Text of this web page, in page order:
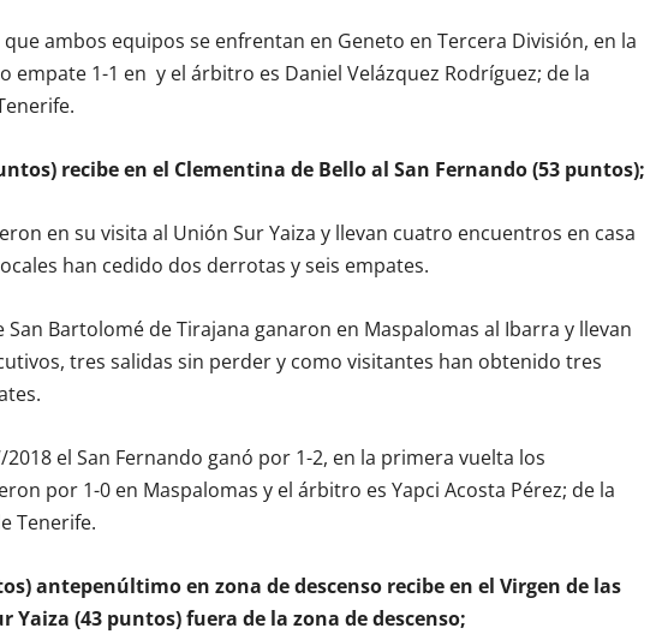
ambos equipos se enfrentan en Geneto en Tercera División, en la
empate 1-1 en y el árbitro es Daniel Velázquez Rodríguez; de la
recibe en el Clementina de Bello al San Fernando (53 puntos);
en su visita al Unión Sur Yaiza y llevan cuatro encuentros en casa
han cedido dos derrotas y seis empates.
San Bartolomé de Tirajana ganaron en Maspalomas al Ibarra y llevan
tres salidas sin perder y como visitantes han obtenido tres
el San Fernando ganó por 1-2, en la primera vuelta los
por 1-0 en Maspalomas y el árbitro es Yapci Acosta Pérez; de la
Tenerife.
antepenúltimo en zona de descenso recibe en el Virgen de las
Yaiza (43 puntos) fuera de la zona de descenso;